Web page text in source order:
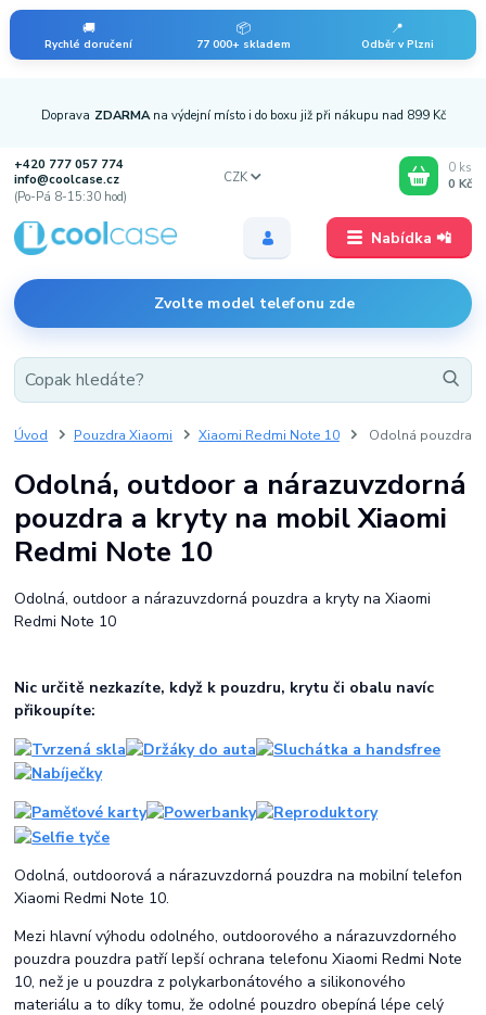
🚚
Rychlé doručení
📦
77 000+ skladem
📍
Odběr v Plzni
Nabídka 📲
Doprava ZDARMA na výdejní místo i do boxu již při nákupu nad 899 Kč
+420 777 057 774
info@coolcase.cz
(Po-Pá 8-15:30 hod)
Zvolte model telefonu zde
CZK
0 ks
0 Kč
Úvod Pouzdra Xiaomi Xiaomi Redmi Note 10 Odolná pouzdra
Odolná, outdoor a nárazuvzdorná
pouzdra a kryty na mobil Xiaomi
Redmi Note 10
Odolná, outdoor a nárazuvzdorná pouzdra a kryty na Xiaomi
Redmi Note 10
Nic určitě nezkazíte, když k pouzdru, krytu či obalu navíc
přikoupíte:
Odolná, outdoorová a nárazuvzdorná pouzdra na mobilní telefon
Xiaomi Redmi Note 10.
Mezi hlavní výhodu odolného, outdoorového a nárazuvzdorného
pouzdra pouzdra patří lepší ochrana telefonu Xiaomi Redmi Note
10, než je u pouzdra z polykarbonátového a silikonového
materiálu a to díky tomu, že odolné pouzdro obepíná lépe celý